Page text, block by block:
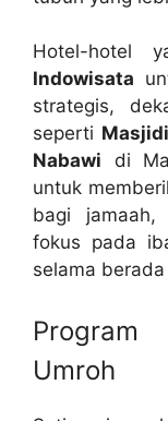
Hotel-hotel
Indowisata
strategis,
seperti
Nabawi di
untuk
bagi
fokus pada
selama
Umroh